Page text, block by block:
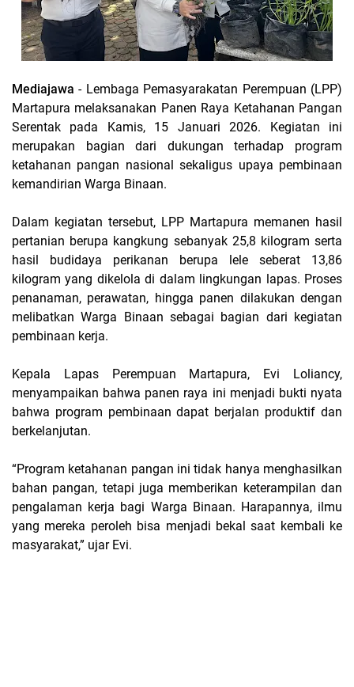
Mediajawa - Lembaga Pemasyarakatan Perempuan (LPP)
Martapura melaksanakan Panen Raya Ketahanan Pangan
Serentak pada Kamis, 15 Januari 2026. Kegiatan ini
merupakan bagian dari dukungan terhadap program
ketahanan pangan nasional sekaligus upaya pembinaan
kemandirian Warga Binaan.
Dalam kegiatan tersebut, LPP Martapura memanen hasil
pertanian berupa kangkung sebanyak 25,8 kilogram serta
hasil budidaya perikanan berupa lele seberat 13,86
kilogram yang dikelola di dalam lingkungan lapas. Proses
penanaman, perawatan, hingga panen dilakukan dengan
melibatkan Warga Binaan sebagai bagian dari kegiatan
pembinaan kerja.
Kepala Lapas Perempuan Martapura, Evi Loliancy,
menyampaikan bahwa panen raya ini menjadi bukti nyata
bahwa program pembinaan dapat berjalan produktif dan
berkelanjutan.
“Program ketahanan pangan ini tidak hanya menghasilkan
bahan pangan, tetapi juga memberikan keterampilan dan
pengalaman kerja bagi Warga Binaan. Harapannya, ilmu
yang mereka peroleh bisa menjadi bekal saat kembali ke
masyarakat,” ujar Evi.